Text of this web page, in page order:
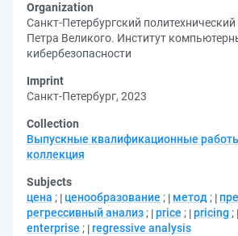
Organization
Санкт-Петербургский политехнический
Петра Великого. Институт
кибербезопасности
Imprint
Санкт-Петербург, 2023
Collection
Выпускные квалификационные
коллекция
Subjects
цена ; ценообразование ; метод ;
регрессивный анализ ; price ; pricing ;
enterprise ; regressive analysis